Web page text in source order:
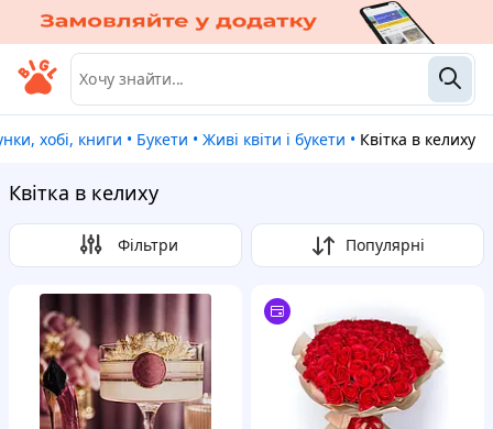
хобі, книги • Букети • Живі квіти і букети • Квітка в келиху
Квітка в келиху
Фільтри Популярні